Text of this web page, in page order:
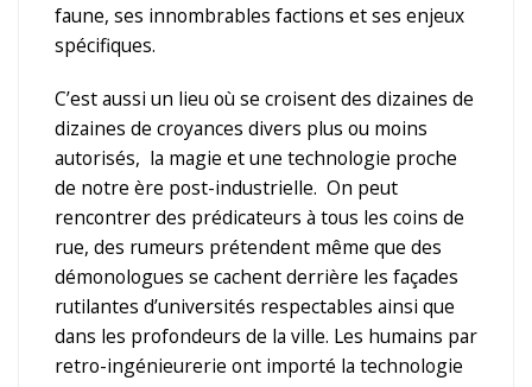
faune, ses innombrables factions et ses enjeux
spécifiques.
C’est aussi un lieu où se croisent des dizaines de
dizaines de croyances divers plus ou moins
autorisés, la magie et une technologie proche
de notre ère post-industrielle. On peut
rencontrer des prédicateurs à tous les coins de
rue, des rumeurs prétendent même que des
démonologues se cachent derrière les façades
rutilantes d’universités respectables ainsi que
dans les profondeurs de la ville. Les humains par
retro-ingénieurerie ont importé la technologie